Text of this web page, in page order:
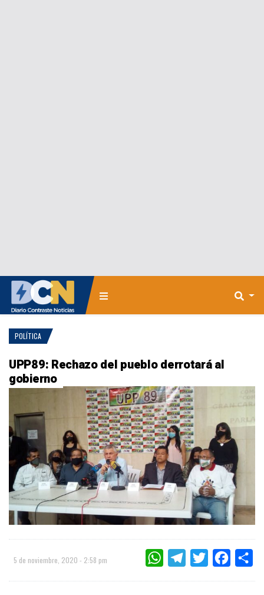
POLÍTICA
UPP89: Rechazo del pueblo derrotará al
gobierno
5 de noviembre, 2020 - 2:58 pm WHATSAPPTELEGRAMTWITTER